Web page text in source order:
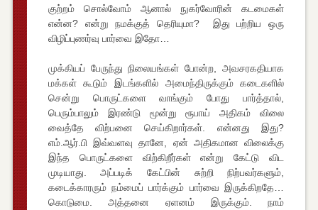
குற்றம் சொல்வோம் ஆனால் நுகர்வோரின் கடமைகள்
என்ன? என்று நமக்குத் தெரியுமா? இது பற்றிய ஒரு
விழிப்புணர்வு பார்வை இதோ…
முக்கியப் பேருந்து நிலையங்கள் போன்ற, அவசரகதியாக
மக்கள் கூடும் இடங்களில் அமைந்திருக்கும் கடைகளில்
சென்று பொருட்களை வாங்கும் போது பார்த்தால்,
பெரும்பாலும் இரண்டு மூன்று ரூபாய் அதிகம் விலை
வைத்தே விற்பனை செய்கிறார்கள். என்னது இது?
எம்.ஆர்.பி இவ்வளவு தானே, ஏன் அதிகமான விலைக்கு
இந்த பொருட்களை விற்கிறீர்கள் என்று கேட்டு விட
முடியாது. அப்படிக் கேட்பின் சுற்றி நிற்பவர்களும்,
கடைக்காரரும் நம்மைப் பார்க்கும் பார்வை இருக்கிறதே…
கொடுமை. அத்தனை ஏளனம் இருக்கும். நாம்